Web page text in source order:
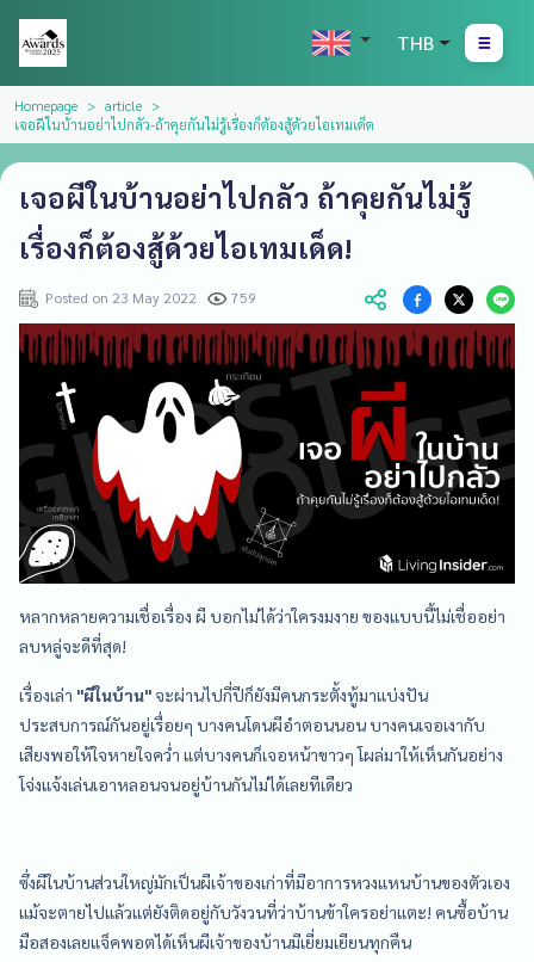
THB
Homepage
article
เจอผีในบ้านอย่าไปกลัว-ถ้าคุยกันไม่รู้เรื่องก็ต้องสู้ด้วยไอเทมเด็ด
เจอผีในบ้านอย่าไปกลัว ถ้าคุยกันไม่รู้
เรื่องก็ต้องสู้ด้วยไอเทมเด็ด!
Posted on 23 May 2022 759
หลากหลายความเชื่อเรื่อง ผี บอกไม่ได้ว่าใครงมงาย ของแบบนี้ไม่เชื่ออย่า
ลบหลู่จะดีที่สุด!
เรื่องเล่า "ผีในบ้าน" จะผ่านไปกี่ปีก็ยังมีคนกระตั้งทู้มาแบ่งปัน
ประสบการณ์กันอยู่เรื่อยๆ บางคนโดนผีอำตอนนอน บางคนเจอเงากับ
เสียงพอให้ใจหายใจคว่ำ แต่บางคนก็เจอหน้าขาวๆ โผล่มาให้เห็นกันอย่าง
โจ่งแจ้งเล่นเอาหลอนจนอยู่บ้านกันไม่ได้เลยทีเดียว
ซึ่งผีในบ้านส่วนใหญ่มักเป็นผีเจ้าของเก่าที่มีอาการหวงแหนบ้านของตัวเอง
แม้จะตายไปแล้วแต่ยังติดอยู่กับวังวนที่ว่าบ้านข้าใครอย่าแตะ! คนซื้อบ้าน
มือสองเลยแจ็คพอตได้เห็นผีเจ้าของบ้านมีเยี่ยมเยียนทุกคืน